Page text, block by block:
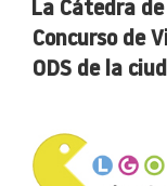
La Cátedra de Ludificació convoca el II
Concurso de
ODS de la